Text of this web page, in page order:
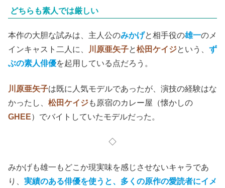
どちらも素人では厳しい
本作の大胆な試みは、主人公のみかげと相手役の雄一のメ
インキャスト二人に、
川原亜矢子と松田ケイジという、 ず
ぶの素人俳優を起用している点だろう。
川原亜矢子は既に人気モデルであったが、演技の経験はな
かったし、 松田ケイジも原宿のカレー屋（懐かしの
GHEE）でバイトしていたモデルだった。
◇
みかげも雄一もどこか現実味を感じさせないキャラであ
り、 実績のある俳優を使うと、多くの原作の愛読者にイメ